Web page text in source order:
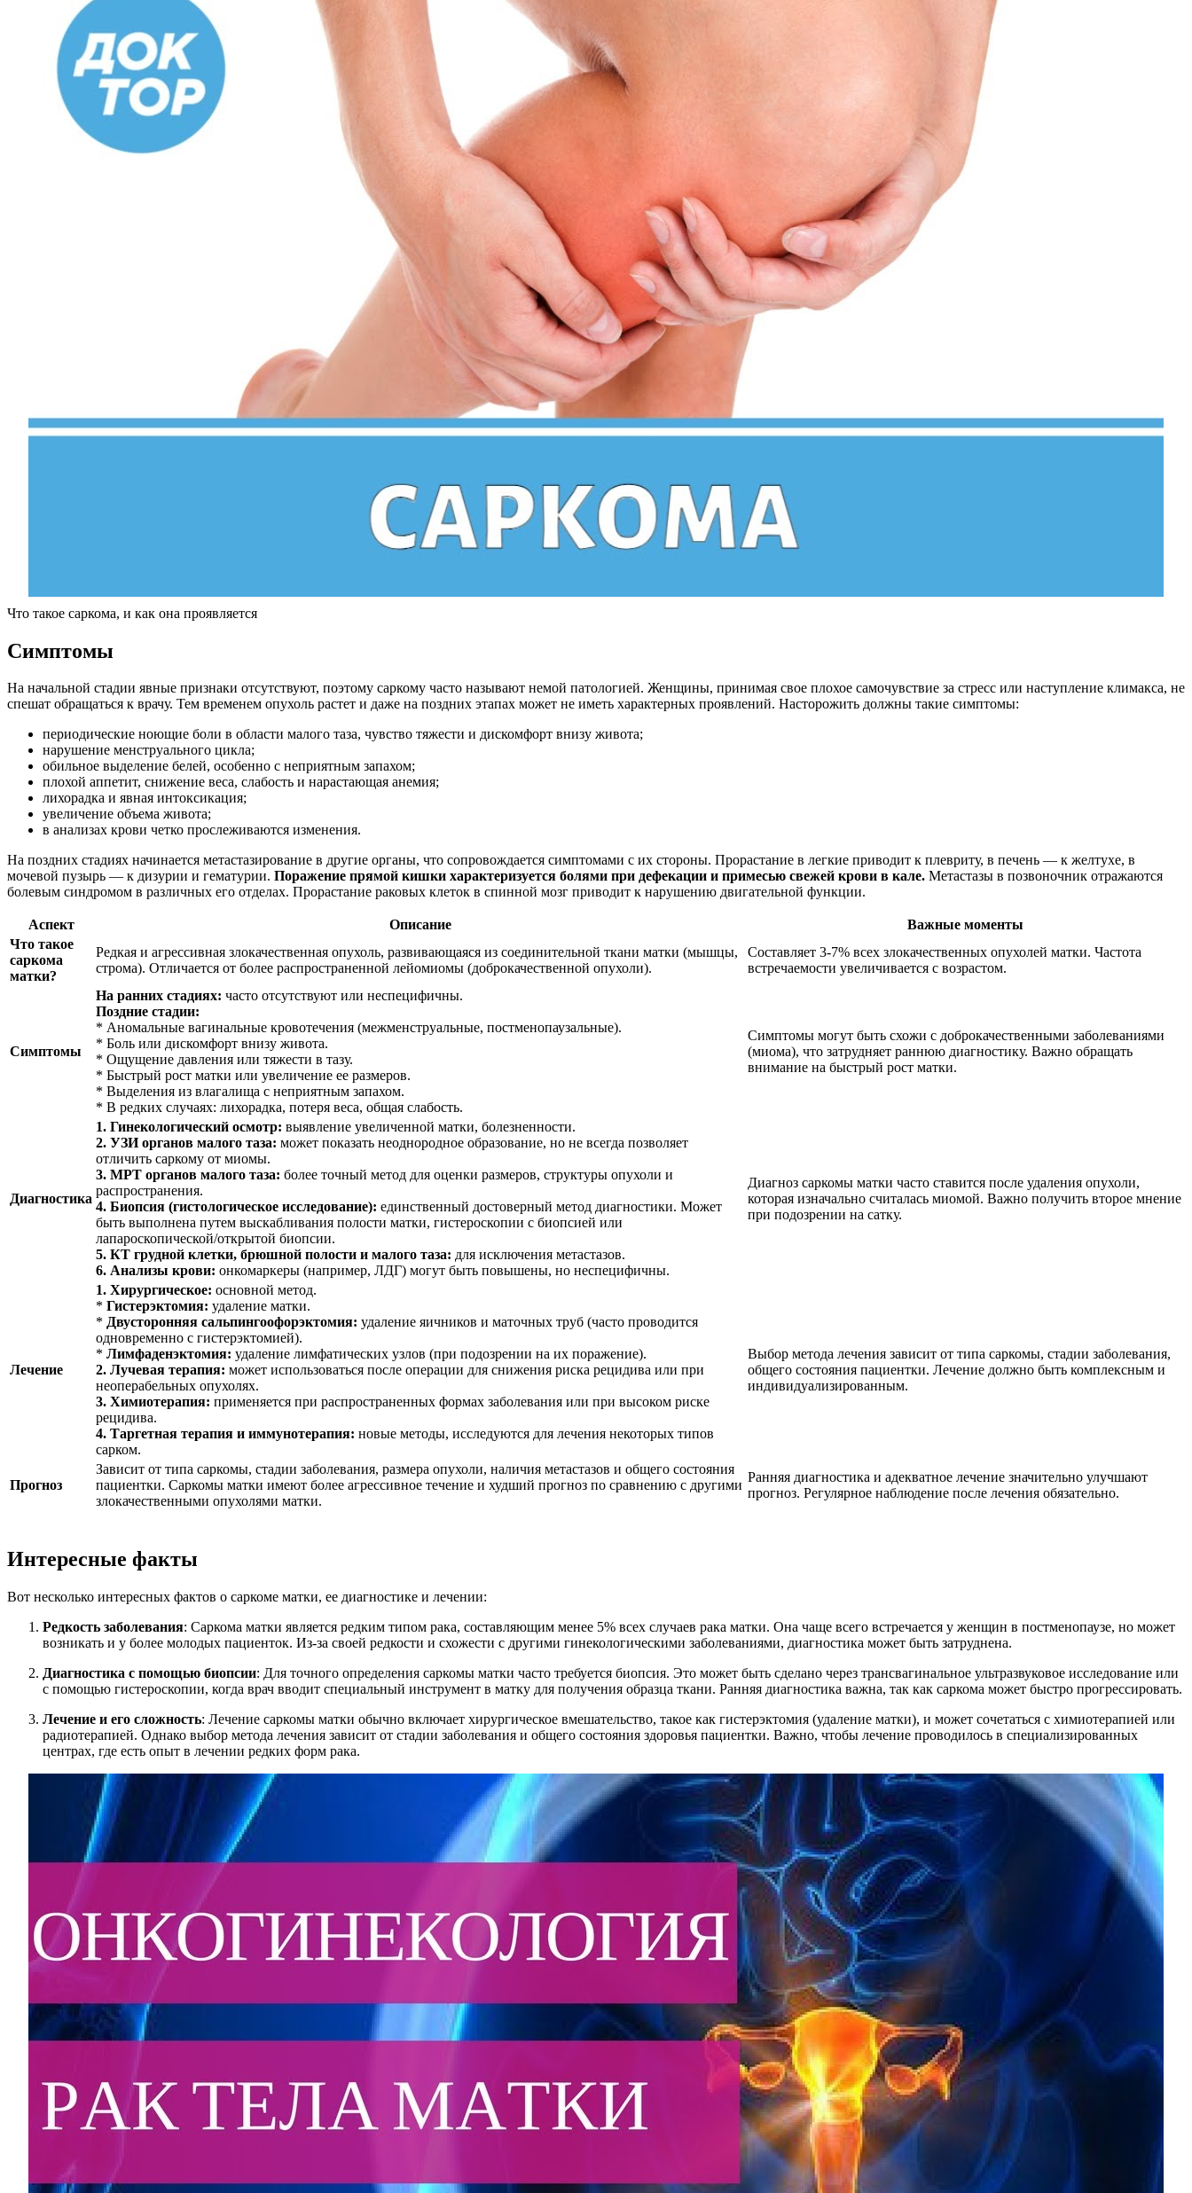
Что такое саркома, и как она проявляется
Симптомы
На начальной стадии явные признаки отсутствуют, поэтому саркому часто называют немой патологией. Женщины, принимая свое плохое самочувствие за стресс или наступление климакса, не
спешат обращаться к врачу. Тем временем опухоль растет и даже на поздних этапах может не иметь характерных проявлений. Насторожить должны такие симптомы:
периодические ноющие боли в области малого таза, чувство тяжести и дискомфорт внизу живота;
нарушение менструального цикла;
обильное выделение белей, особенно с неприятным запахом;
плохой аппетит, снижение веса, слабость и нарастающая анемия;
лихорадка и явная интоксикация;
увеличение объема живота;
в анализах крови четко прослеживаются изменения.
На поздних стадиях начинается метастазирование в другие органы, что сопровождается симптомами с их стороны. Прорастание в легкие приводит к плевриту, в печень — к желтухе, в
мочевой пузырь — к дизурии и гематурии. Поражение прямой кишки характеризуется болями при дефекации и примесью свежей крови в кале. Метастазы в позвоночник отражаются
болевым синдромом в различных его отделах. Прорастание раковых клеток в спинной мозг приводит к нарушению двигательной функции.
Аспект Описание
Важные моменты
Что такое
саркома
матки?
Редкая и агрессивная злокачественная опухоль, развивающаяся из соединительной ткани матки (мышцы,
строма). Отличается от более распространенной лейомиомы (доброкачественной опухоли).
Составляет 3-7% всех злокачественных опухолей матки. Частота
встречаемости увеличивается с возрастом.
Симптомы
На ранних стадиях: часто отсутствуют или неспецифичны.
Поздние стадии:
* Аномальные вагинальные кровотечения (межменструальные, постменопаузальные).
* Боль или дискомфорт внизу живота.
* Ощущение давления или тяжести в тазу.
* Быстрый рост матки или увеличение ее размеров.
* Выделения из влагалища с неприятным запахом.
* В редких случаях: лихорадка, потеря веса, общая слабость.
Симптомы могут быть схожи с доброкачественными заболеваниями
(миома), что затрудняет раннюю диагностику. Важно обращать
внимание на быстрый рост матки.
Диагностика
1. Гинекологический осмотр: выявление увеличенной матки, болезненности.
2. УЗИ органов малого таза: может показать неоднородное образование, но не всегда позволяет
отличить саркому от миомы.
3. МРТ органов малого таза: более точный метод для оценки размеров, структуры опухоли и
распространения.
4. Биопсия (гистологическое исследование): единственный достоверный метод диагностики. Может
быть выполнена путем выскабливания полости матки, гистероскопии с биопсией или
лапароскопической/открытой биопсии.
5. КТ грудной клетки, брюшной полости и малого таза: для исключения метастазов.
6. Анализы крови: онкомаркеры (например, ЛДГ) могут быть повышены, но неспецифичны.
Диагноз саркомы матки часто ставится после удаления опухоли,
которая изначально считалась миомой. Важно получить второе мнение
при подозрении на сатку.
Лечение
1. Хирургическое: основной метод.
* Гистерэктомия: удаление матки.
* Двусторонняя сальпингоофорэктомия: удаление яичников и маточных труб (часто проводится
одновременно с гистерэктомией).
* Лимфаденэктомия: удаление лимфатических узлов (при подозрении на их поражение).
2. Лучевая терапия: может использоваться после операции для снижения риска рецидива или при
неоперабельных опухолях.
3. Химиотерапия: применяется при распространенных формах заболевания или при высоком риске
рецидива.
4. Таргетная терапия и иммунотерапия: новые методы, исследуются для лечения некоторых типов
сарком.
Выбор метода лечения зависит от типа саркомы, стадии заболевания,
общего состояния пациентки. Лечение должно быть комплексным и
индивидуализированным.
Прогноз
Зависит от типа саркомы, стадии заболевания, размера опухоли, наличия метастазов и общего состояния
пациентки. Саркомы матки имеют более агрессивное течение и худший прогноз по сравнению с другими
злокачественными опухолями матки.
Ранняя диагностика и адекватное лечение значительно улучшают
прогноз. Регулярное наблюдение после лечения обязательно.
Интересные факты
Вот несколько интересных фактов о саркоме матки, ее диагностике и лечении:
Редкость заболевания: Саркома матки является редким типом рака, составляющим менее 5% всех случаев рака матки. Она чаще всего встречается у женщин в постменопаузе, но может
возникать и у более молодых пациенток. Из-за своей редкости и схожести с другими гинекологическими заболеваниями, диагностика может быть затруднена.
Диагностика с помощью биопсии: Для точного определения саркомы матки часто требуется биопсия. Это может быть сделано через трансвагинальное ультразвуковое исследование или
с помощью гистероскопии, когда врач вводит специальный инструмент в матку для получения образца ткани. Ранняя диагностика важна, так как саркома может быстро прогрессировать.
Лечение и его сложность: Лечение саркомы матки обычно включает хирургическое вмешательство, такое как гистерэктомия (удаление матки), и может сочетаться с химиотерапией или
радиотерапией. Однако выбор метода лечения зависит от стадии заболевания и общего состояния здоровья пациентки. Важно, чтобы лечение проводилось в специализированных
центрах, где есть опыт в лечении редких форм рака.